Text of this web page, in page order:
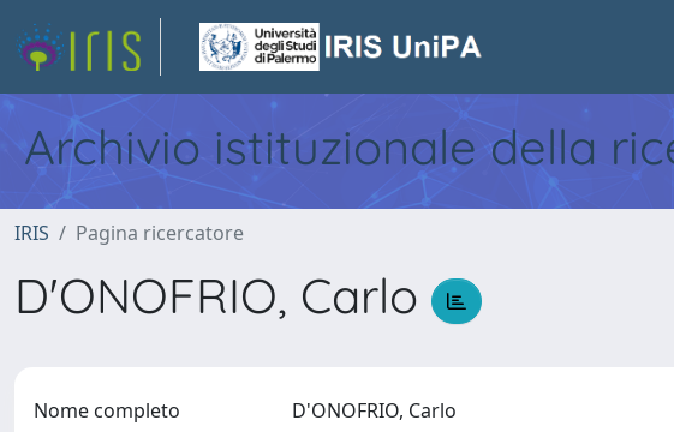
Archivio istituzionale della
IRIS Pagina ricercatore
D'ONOFRIO, Carlo
Nome completo D'ONOFRIO, Carlo